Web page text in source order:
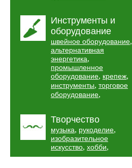
Инструменты и
оборудование
швейное оборудование,
альтернативная
энергетика,
промышленное
оборудование, крепеж,
инструменты, торговое
оборудование,
Творчество
музыка, рукоделие,
изобразительное
искусство, хобби,